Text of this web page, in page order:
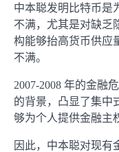
中本聪发明比特币是
不满，尤其是对缺乏
构能够抬高货币供应
不满。
2007-2008 年的金融
的背景，凸显了集中
够为个人提供金融主
因此，中本聪对现有